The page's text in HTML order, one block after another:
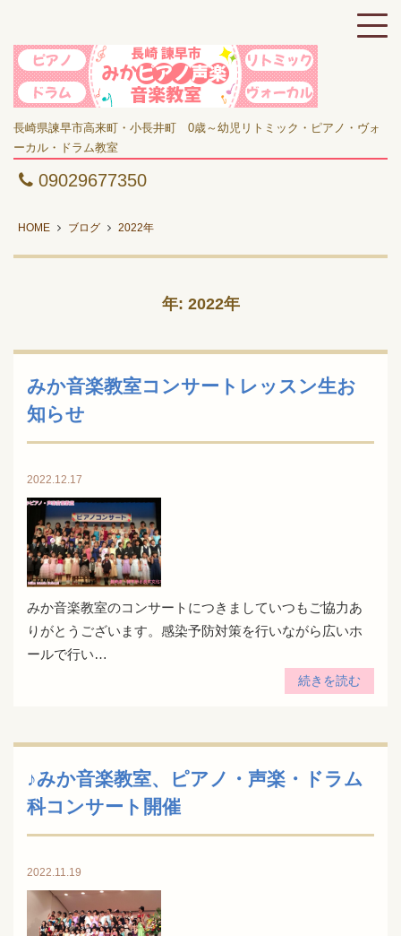
長崎県諫早市高来町・小長井町 0歳～幼児リトミック・ピアノ・ヴォ
ーカル・ドラム教室
09029677350
HOME ブログ 2022年
年: 2022年
みか音楽教室コンサートレッスン生お
知らせ
2022.12.17
みか音楽教室のコンサートにつきましていつもご協力あ
りがとうございます。感染予防対策を行いながら広いホ
ールで行い…
続きを読む
♪みか音楽教室、ピアノ・声楽・ドラム
科コンサート開催
2022.11.19